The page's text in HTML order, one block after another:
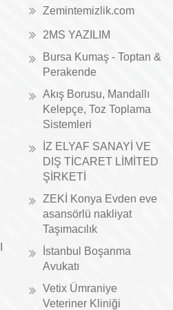
Zemintemizlik.com
2MS YAZILIM
Bursa Kumaş - Toptan &
Perakende
Akış Borusu, Mandallı
Kelepçe, Toz Toplama
Sistemleri
İZ ELYAF SANAYİ VE
DIŞ TİCARET LİMİTED
ŞİRKETİ
ZEKİ Konya Evden eve
asansörlü nakliyat
Taşımacılık
İstanbul Boşanma
Avukatı
Vetix Ümraniye
Veteriner Kliniği